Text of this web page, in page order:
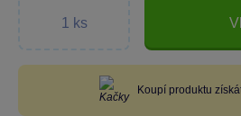
Koupí produktu